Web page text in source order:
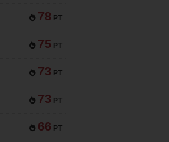
78 PT
75 PT
73 PT
73 PT
66 PT